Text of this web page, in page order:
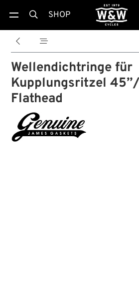
 SHOP
 
Wellendichtringe für
Kupplungsritzel
Flathead